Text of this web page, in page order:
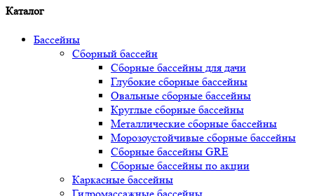
Каталог
Бассейны
Сборный бассейн
Сборные бассейны для дачи
Глубокие сборные бассейны
Овальные сборные бассейны
Круглые сборные бассейны
Металлические сборные бассейны
Морозоустойчивые сборные бассейны
Сборные бассейны GRE
Сборные бассейны по акции
Каркасные бассейны